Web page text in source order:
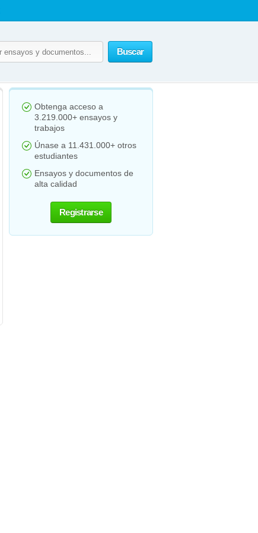
Buscar
Obtenga acceso a
3.219.000+ ensayos y
trabajos
Únase a 11.431.000+ otros
estudiantes
Ensayos y documentos de
alta calidad
Registrarse